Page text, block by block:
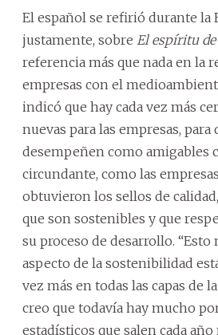
El español se refirió durante la
justamente, sobre El espíritu
referencia más que nada en la
empresas con el
indicó que hay cada vez más
nuevas para las empresas, para
desempeñen como amigables
circundante, como las
obtuvieron los sellos de
que son sostenibles y que
su proceso de desarrollo. “Esto
aspecto de la sostenibilidad
vez más en todas las capas de
creo que todavía hay mucho
estadísticos que salen cada